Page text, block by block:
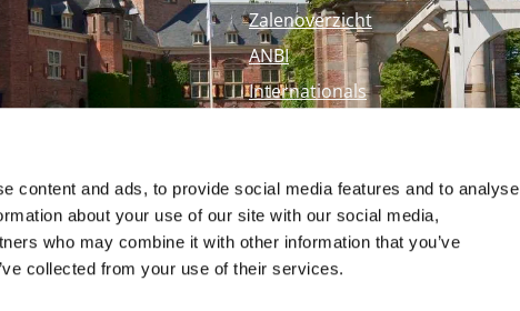
content and ads, to provide social media features and to analyse
about your use of our site with our social media,
who may combine it with other information that you’ve
collected from your use of their services.
Zalenoverzicht
ANBI
Internationals